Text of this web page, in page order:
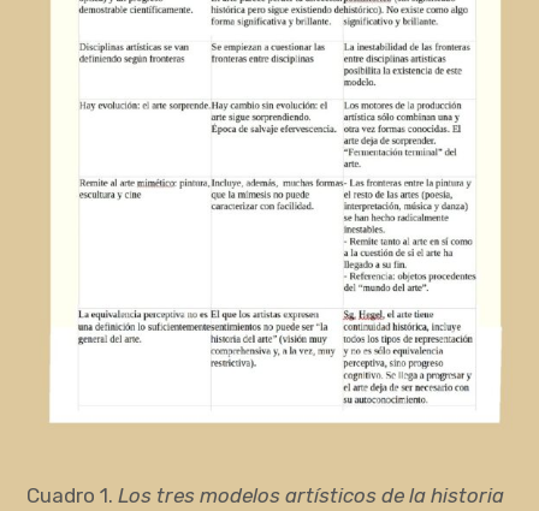
Cuadro 1. Los tres modelos artísticos de la historia